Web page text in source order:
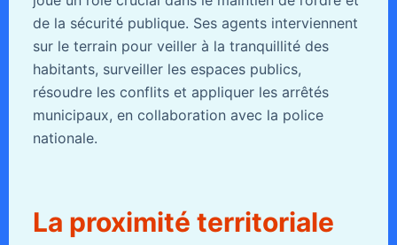
de la sécurité publique. Ses agents interviennent
sur le terrain pour veiller à la tranquillité des
habitants, surveiller les espaces publics,
résoudre les conflits et appliquer les arrêtés
municipaux, en collaboration avec la police
nationale.
La proximité territoriale